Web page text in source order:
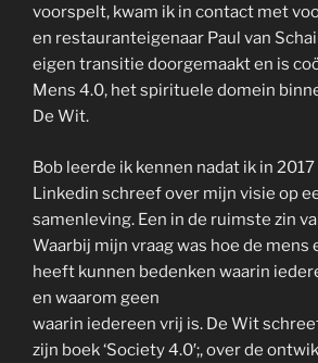
voorspelt, kwam ik in contact met
en restauranteigenaar Paul van
eigen transitie doorgemaakt en is
Mens 4.0, het spirituele domein
De Wit.
Bob leerde ik kennen nadat ik in
Linkedin schreef over mijn visie op
samenleving. Een in de ruimste zin
Waarbij mijn vraag was hoe de mens
heeft kunnen bedenken waarin
en waarom geen
waarin iedereen vrij is. De Wit
zijn boek ‘Society 4.0′;, over de